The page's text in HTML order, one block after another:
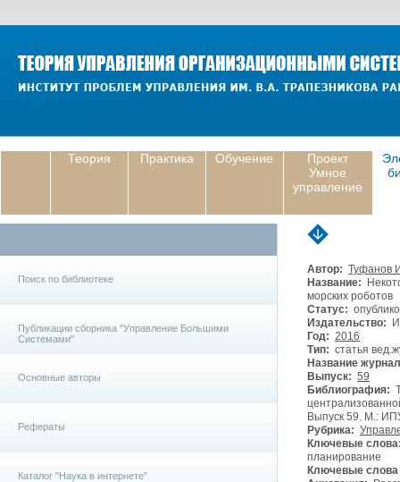
Теория Практика Обучение
Проект
Умное
управление
Поиск по библиотеке
Публикации сборника "Управление Большими
Системами"
Основные авторы
Рефераты
Каталог "Наука в интернете"
Автор: Туфанов
Название:
морских роботов
Статус:
Издательство:
Год: 2016
Тип: статья
Название
Выпуск: 59
Библиография:
Выпуск 59. М.:
Рубрика:
Ключевые
планирование
Ключевые слова